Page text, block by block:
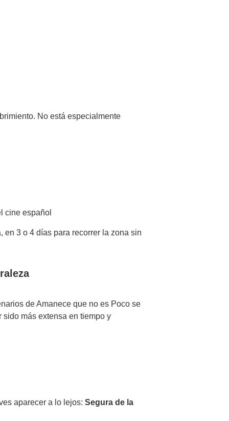
No está especialmente
cine español
3 o 4 días para recorrer la zona sin
de Amanece que no es Poco se
más extensa en tiempo y
aparecer a lo lejos: Segura de la